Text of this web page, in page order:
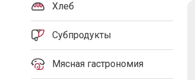
Хлеб
Субпродукты
Мясная гастрономия